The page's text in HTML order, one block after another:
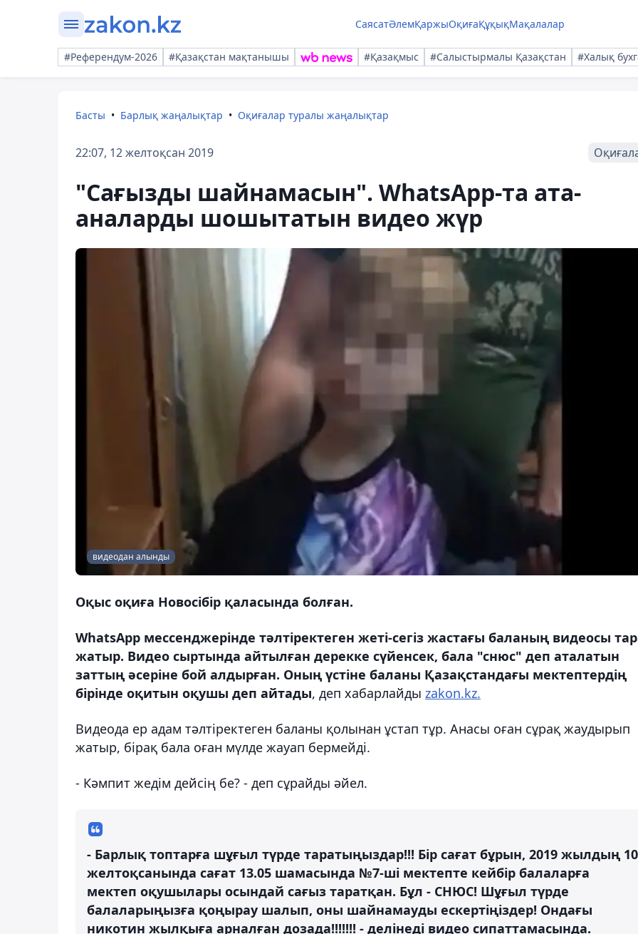
СаясатӘлемҚаржыОқиғаҚұқықМақалалар
#Референдум-2026 #Қазақстан мақтанышы #Қазақмыс #Салыстырмалы Қазақстан #Халық
Басты Барлық жаңалықтар Оқиғалар туралы жаңалықтар
22:07, 12 желтоқсан 2019
"Сағызды шайнамасын". WhatsApp-та ата-
аналарды шошытатын видео жүр
видеодан алынды
Оқыс оқиға Новосібір қаласында болған.
WhatsApp мессенджерінде тәлтіректеген жеті-сегіз жастағы баланың видеосы
жатыр. Видео сыртында айтылған дерекке сүйенсек, бала "снюс" деп аталатын
заттың әсеріне бой алдырған. Оның үстіне баланы Қазақстандағы мектептердің
бірінде оқитын оқушы деп айтады, деп хабарлайды zakon.kz.
Видеода ер адам тәлтіректеген баланы қолынан ұстап тұр. Анасы оған сұрақ жаудырып
жатыр, бірақ бала оған мүлде жауап бермейді.
- Кәмпит жедім дейсің бе? - деп сұрайды әйел.
- Барлық топтарға шұғыл түрде таратыңыздар!!! Бір сағат бұрын, 2019 жылдың 10
желтоқсанында сағат 13.05 шамасында №7-ші мектепте кейбір балаларға
мектеп оқушылары осындай сағыз таратқан. Бұл - СНЮС! Шұғыл түрде
балаларыңызға қоңырау шалып, оны шайнамауды ескертіңіздер! Ондағы
никотин жылқыға арналған дозада!!!!!!! - делінеді видео сипаттамасында.